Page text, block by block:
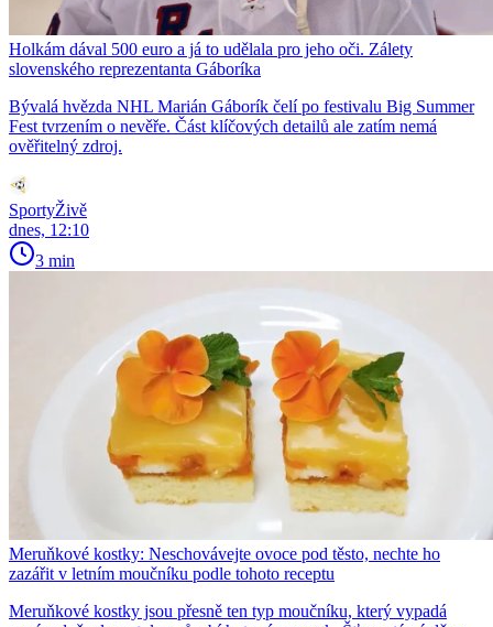
Holkám dával 500 euro a já to udělala pro jeho oči. Zálety
slovenského reprezentanta Gáboríka
Bývalá hvězda NHL Marián Gáborík čelí po festivalu Big Summer
Fest tvrzením o nevěře. Část klíčových detailů ale zatím nemá
ověřitelný zdroj.
SportyŽivě
dnes, 12:10
3 min
Meruňkové kostky: Neschovávejte ovoce pod těsto, nechte ho
zazářit v letním moučníku podle tohoto receptu
Meruňkové kostky jsou přesně ten typ moučníku, který vypadá